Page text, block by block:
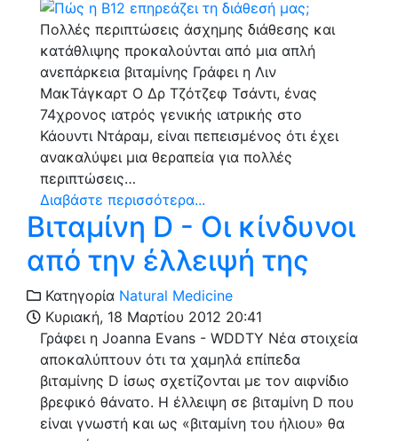
Πολλές περιπτώσεις άσχημης διάθεσης και
κατάθλιψης προκαλούνται από μια απλή
ανεπάρκεια βιταμίνης Γράφει η Λιν
ΜακΤάγκαρτ Ο Δρ Τζότζεφ Τσάντι, ένας
74χρονος ιατρός γενικής ιατρικής στο
Κάουντι Ντάραμ, είναι πεπεισμένος ότι έχει
ανακαλύψει μια θεραπεία για πολλές
περιπτώσεις…
Διαβάστε περισσότερα...
Βιταμίνη D - Οι κίνδυνοι
από την έλλειψή της
Κατηγορία Natural Medicine
Κυριακή, 18 Μαρτίου 2012 20:41
Γράφει η Joanna Evans - WDDTY Νέα στοιχεία
αποκαλύπτουν ότι τα χαμηλά επίπεδα
βιταμίνης D ίσως σχετίζονται με τον αιφνίδιο
βρεφικό θάνατο. Η έλλειψη σε βιταμίνη D που
είναι γνωστή και ως «βιταμίνη του ήλιου» θα